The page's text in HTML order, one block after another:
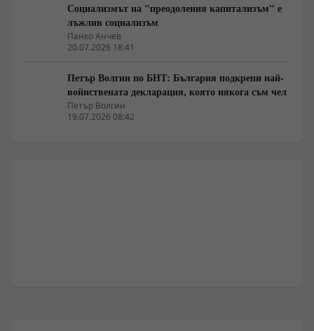
Социализмът на "преодоления капитализъм" е
лъжлив социализъм
Панко Анчев
20.07.2026 18:41
Петър Волгин по БНТ: България подкрепи най-
войнствената декларация, която някога съм чел
Петър Волгин
19.07.2026 08:42